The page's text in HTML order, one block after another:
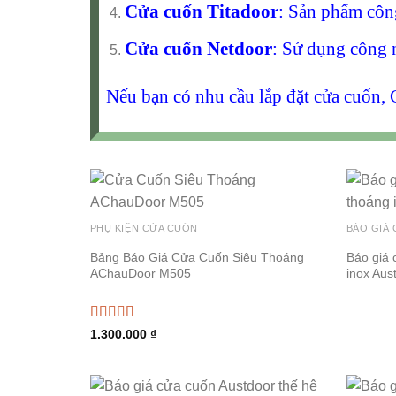
Cửa cuốn Titadoor: Sản phẩm
Cửa cuốn Netdoor: Sử dụng công
Nếu bạn có nhu cầu lắp đặt cửa
PHỤ KIỆN CỬA CUỐN
Bảng Báo Giá Cửa Cuốn Siêu Thoáng
AChauDoor M505
Được xếp
1.300.000 ₫
BÁO GIÁ
Báo giá
inox